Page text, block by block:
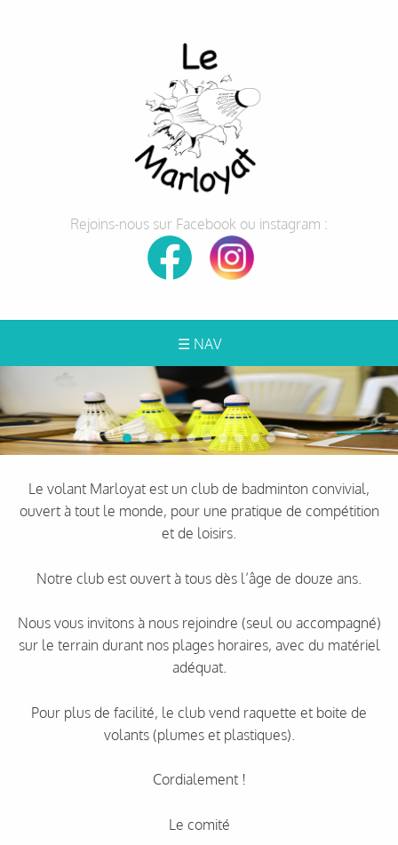
Rejoins-nous sur Facebook ou instagram :
☰ NAV
Le volant Marloyat est un club de badminton convivial,
ouvert à tout le monde, pour une pratique de compétition
et de loisirs.
Notre club est ouvert à tous dès l’âge de douze ans.
Nous vous invitons à nous rejoindre (seul ou accompagné)
sur le terrain durant nos plages horaires, avec du matériel
adéquat.
Pour plus de facilité, le club vend raquette et boite de
volants (plumes et plastiques).
Cordialement !
Le comité